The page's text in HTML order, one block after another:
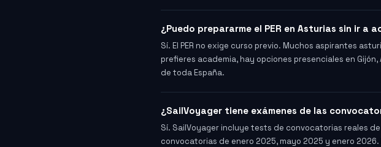
¿Puedo prepararme el PER en Asturias sin ir a
Sí. El PER no exige curso previo. Muchos aspirantes
prefieres academia, hay opciones presenciales en
de toda España.
¿SailVoyager tiene exámenes de las
Sí. SailVoyager incluye tests de convocatorias reales
convocatorias de enero 2025, mayo 2025 y enero